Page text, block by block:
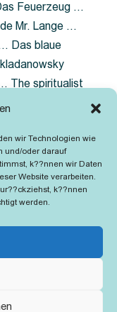
wir Technologien wie
und/oder darauf
k??nnen wir Daten
Website verarbeiten.
k??nnen
werden.
Feuerzeug …
Mr. Lange …
Das blaue
The spiritualist
Song of the
die Heide …
nicht …